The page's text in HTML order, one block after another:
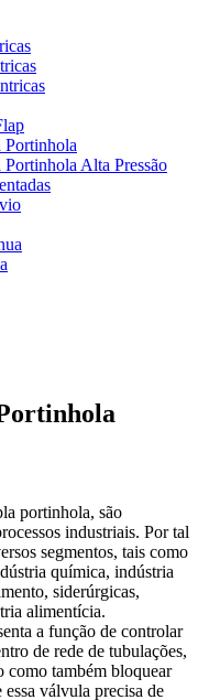
Portinhola
Alta Pressão
portinhola, são
industriais. Por tal
segmentos, tais como
química, indústria
siderúrgicas,
alimentícia.
a função de controlar
de rede de tubulações,
como também bloquear
essa válvula precisa de